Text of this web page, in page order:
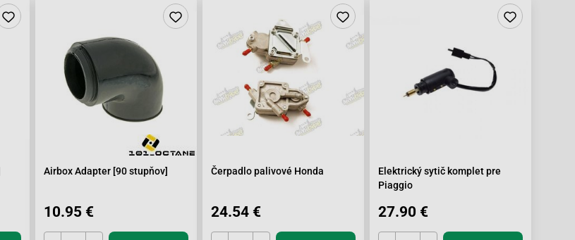
Airbox Adapter [90 stupňov]
10.95 €
Čerpadlo palivové Honda
24.54 €
Elektrický sytič komplet pre
Piaggio
27.90 €